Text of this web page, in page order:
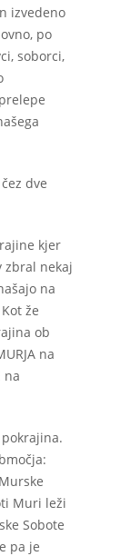
izvedeno
po
soborci,
dve
kjer
zbral nekaj
na
že
ob
na
na
Muri leži
Sobote
pa je